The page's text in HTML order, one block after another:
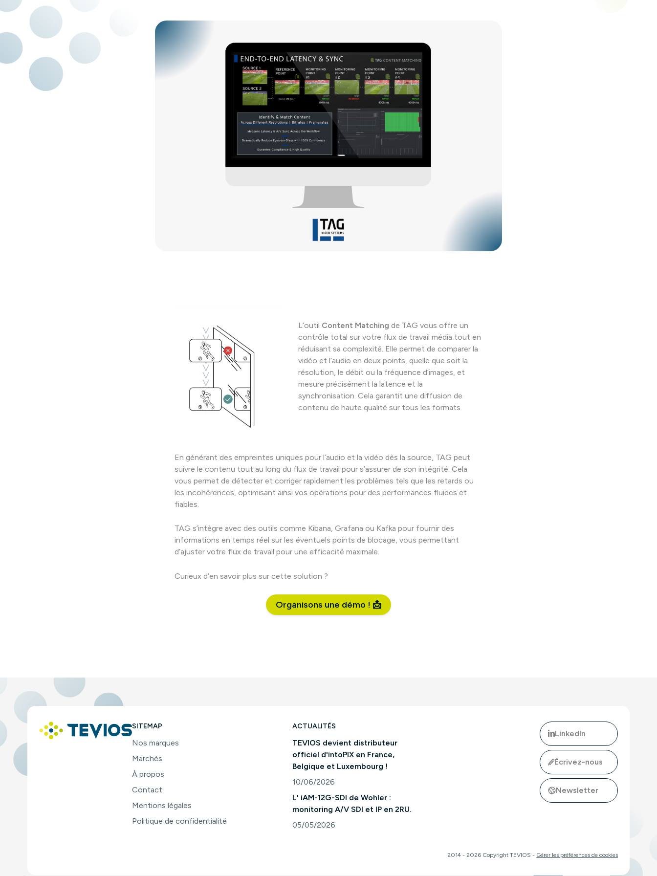
L’outil Content Matching de TAG vous offre un
contrôle total sur votre flux de travail média tout en
réduisant sa complexité. Elle permet de comparer la
vidéo et l’audio en deux points, quelle que soit la
résolution, le débit ou la fréquence d’images, et
mesure précisément la latence et la
synchronisation. Cela garantit une diffusion de
contenu de haute qualité sur tous les formats.
En générant des empreintes uniques pour l’audio et la vidéo dès la source, TAG peut
suivre le contenu tout au long du flux de travail pour s’assurer de son intégrité. Cela
vous permet de détecter et corriger rapidement les problèmes tels que les retards ou
les incohérences, optimisant ainsi vos opérations pour des performances fluides et
fiables.
TAG s’intègre avec des outils comme Kibana, Grafana ou Kafka pour fournir des
informations en temps réel sur les éventuels points de blocage, vous permettant
d’ajuster votre flux de travail pour une efficacité maximale.
Curieux d’en savoir plus sur cette solution ?
Organisons une démo ! 📩
SITEMAP
Nos marques
Marchés
À propos
Contact
Mentions légales
Politique de confidentialité
ACTUALITÉS
TEVIOS devient distributeur
officiel d'intoPIX en France,
Belgique et Luxembourg !
10/06/2026
Consulter l'article "TEVIOS devient distributeur officiel d'intoPIX en France, Belgique et Luxembourg !"
L' iAM-12G-SDI de Wohler :
monitoring A/V SDI et IP en 2RU.
05/05/2026
LinkedIn
Écrivez-nous
Newsletter
2014 - 2026 Copyright TEVIOS - Gérer les préférences de cookies